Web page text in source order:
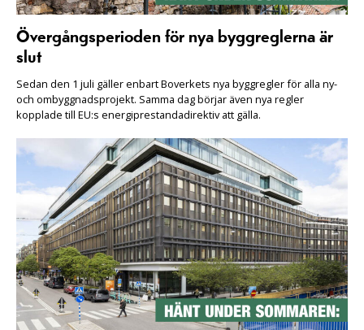
Övergångsperioden för nya byggreglerna är
slut
Sedan den 1 juli gäller enbart Boverkets nya byggregler för alla ny-
och ombyggnadsprojekt. Samma dag börjar även nya regler
kopplade till EU:s energiprestandadirektiv att gälla.